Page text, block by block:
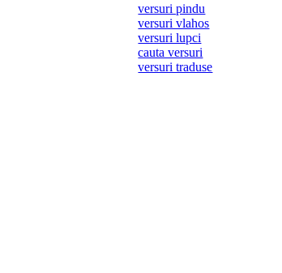
versuri pindu
versuri vlahos
versuri lupci
cauta versuri
versuri traduse